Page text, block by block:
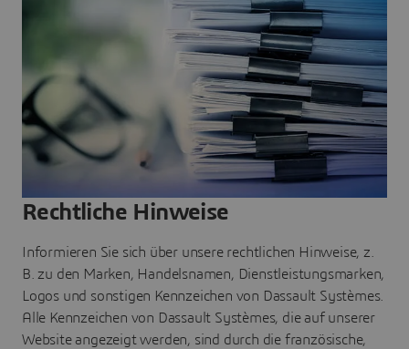
Rechtliche Hinweise
Informieren Sie sich über unsere rechtlichen Hinweise, z.
B. zu den Marken, Handelsnamen, Dienstleistungsmarken,
Logos und sonstigen Kennzeichen von Dassault Systèmes.
Alle Kennzeichen von Dassault Systèmes, die auf unserer
Website angezeigt werden, sind durch die französische,